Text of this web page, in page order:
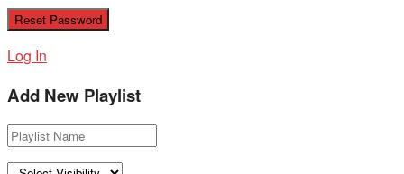
Log In
Add New Playlist